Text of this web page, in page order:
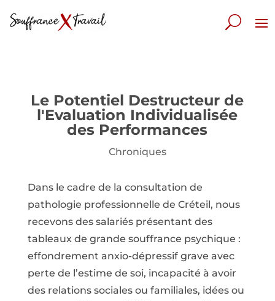
Le Potentiel Destructeur de
l'Evaluation Individualisée
des Performances
Chroniques
Dans le cadre de la consultation de
pathologie professionnelle de Créteil, nous
recevons des salariés présentant des
tableaux de grande souffrance psychique :
effondrement anxio-dépressif grave avec
perte de l’estime de soi, incapacité à avoir
des relations sociales ou familiales, idées ou